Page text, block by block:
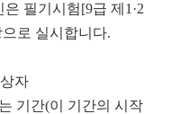
필기시험[9급 제1·2
로 실시합니다.
자
기간(이 기간의 시작